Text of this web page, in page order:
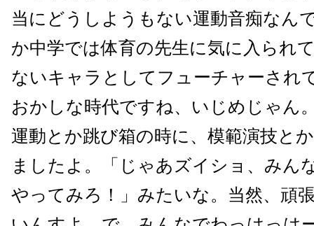
当にどうしようもない運動音痴なん
か中学では体育の先生に気に入られ
ないキャラとしてフューチャーされ
おかしな時代ですね、いじめじゃん
運動とか跳び箱の時に、模範演技と
ましたよ。「じゃあズイショ、みん
やってみろ！」みたいな。当然、頑